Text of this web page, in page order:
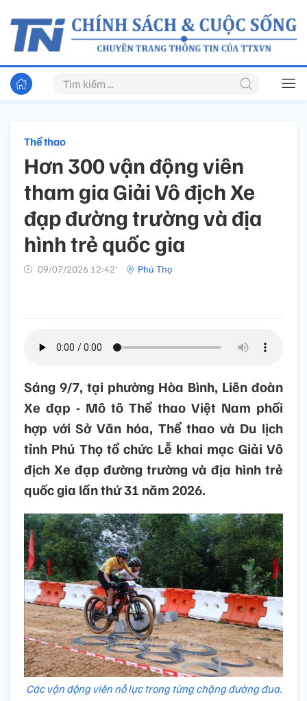
Thể thao
Hơn 300 vận động viên
tham gia Giải Vô địch Xe
đạp đường trường và địa
hình trẻ quốc gia
09/07/2026 12:42’ Phú Thọ
Sáng 9/7, tại phường Hòa Bình, Liên đoàn
Xe đạp - Mô tô Thể thao Việt Nam phối
hợp với Sở Văn hóa, Thể thao và Du lịch
tỉnh Phú Thọ tổ chức Lễ khai mạc Giải Vô
địch Xe đạp đường trường và địa hình trẻ
quốc gia lần thứ 31 năm 2026.
Các vận động viên nỗ lực trong từng chặng đường đua.